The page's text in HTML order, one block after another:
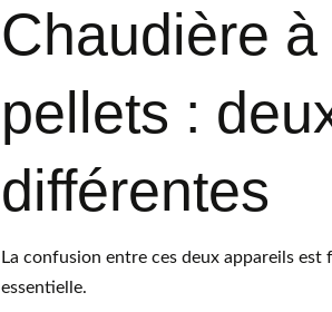
Chaudière
pellets :
différentes
La confusion entre ces deux appareils
essentielle.